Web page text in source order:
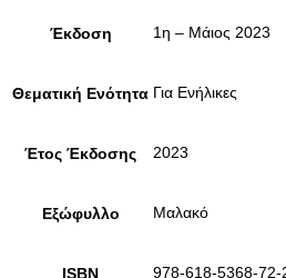
Έκδοση 1η – Μάιος 2023
Θεματική Ενότητα Για Ενήλικες
Έτος Έκδοσης 2023
Εξώφυλλο Μαλακό
ISBN 978-618-5368-72-